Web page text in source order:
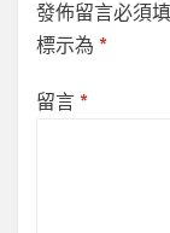
發佈留言必須
標示為 *
留言 *